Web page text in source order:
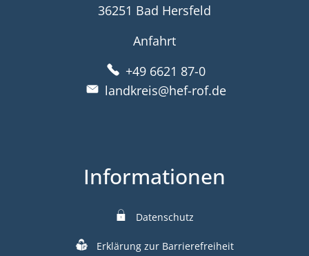
36251 Bad Hersfeld
Anfahrt
+49 6621 87-0
landkreis@hef-rof.de
Informationen
Datenschutz
Erklärung zur Barrierefreiheit